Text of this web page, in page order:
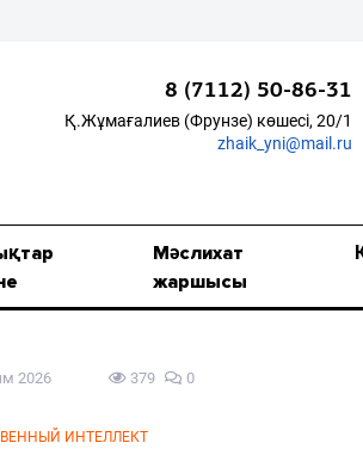
8 (7112) 50-86-31
Қ.Жұмағалиев (Фрунзе) көшесі, 20/1
zhaik_yni@mail.ru
Мәслихат
жаршысы
2026 379 0
ИНТЕЛЛЕКТ